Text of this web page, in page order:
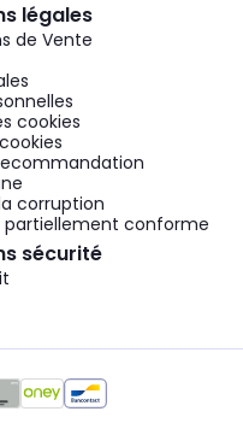
légales
de Vente
cookies
corruption
partiellement conforme
sécurité